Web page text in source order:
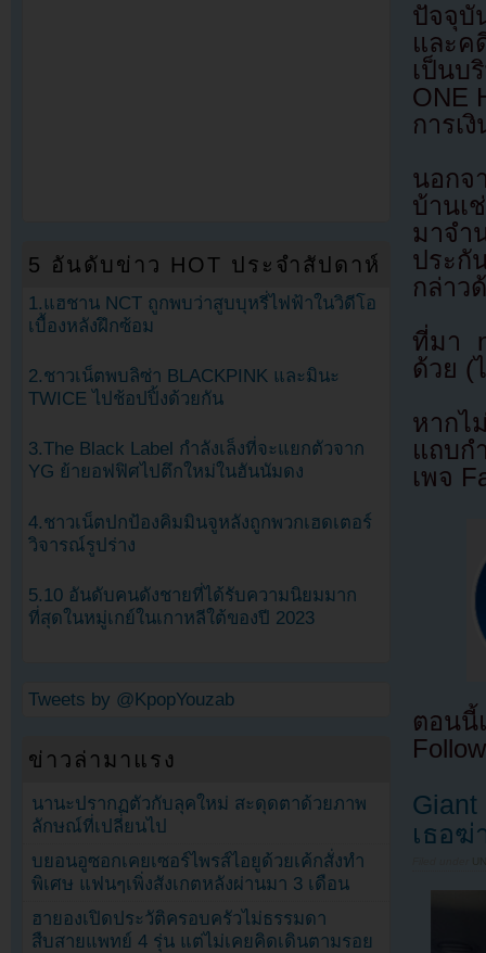
ปัจจุบั
และค
เป็นบ
ONE
การเ
นอกจ
บ้านเ
มาจ
ประ
กล่าว
ที่มา
ด้วย (
หากไ
แถบก
เพจ
ตอนนี้
เธอ
5 อันดับข่าว HOT ประจำสัปดาห์
1.แฮชาน NCT ถูกพบว่าสูบบุหรี่ไฟฟ้าในวิดีโอ
เบื้องหลังฝึกซ้อม
2.ชาวเน็ตพบลิซ่า BLACKPINK และมินะ
TWICE ไปช้อปปิ้งด้วยกัน
3.The Black Label กำลังเล็งที่จะแยกตัวจาก
YG ย้ายอฟฟิศไปตึกใหม่ในฮันนัมดง
4.ชาวเน็ตปกป้องคิมมินจูหลังถูกพวกเฮดเตอร์
วิจารณ์รูปร่าง
5.10 อันดับคนดังชายที่ได้รับความนิยมมาก
ที่สุดในหมู่เกย์ในเกาหลีใต้ของปี 2023
Tweets by @KpopYouzab
ข่าวล่ามาแรง
นานะปรากฏตัวกับลุคใหม่ สะดุดตาด้วยภาพ
ลักษณ์ที่เปลี่ยนไป
บยอนอูซอกเคยเซอร์ไพรส์ไอยูด้วยเค้กสั่งทำ
พิเศษ แฟนๆเพิ่งสังเกตหลังผ่านมา 3 เดือน
ฮายองเปิดประวัติครอบครัวไม่ธรรมดา
สืบสายแพทย์ 4 รุ่น แต่ไม่เคยคิดเดินตามรอย